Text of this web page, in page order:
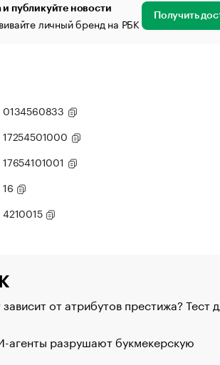
публикуйте новости
личный бренд на РБК Получить
0134560833
17254501000
17654101001
16
4210015
от атрибутов престижа? Тест
агенты разрушают букмекерскую